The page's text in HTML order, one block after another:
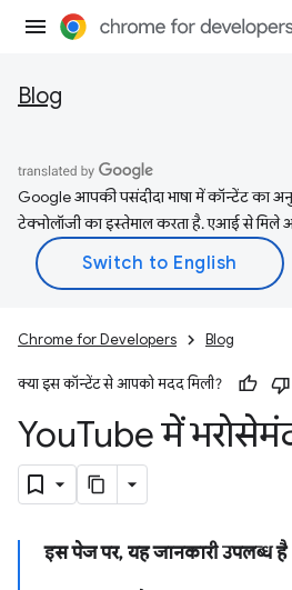
Blog
Google आपकी पसंदीदा भाषा में कॉन्टेंट का
टेक्नोलॉजी का इस्तेमाल करता है. एआई से मिले
Chrome for Developers Blog
क्या इस कॉन्टेंट से आपको मदद मिली?
YouTube में
इस पेज पर, यह जानकारी उपलब्ध है